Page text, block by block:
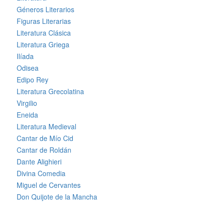
Géneros Literarios
Figuras Literarias
Literatura Clásica
Literatura Griega
Ilíada
Odisea
Edipo Rey
Literatura Grecolatina
Virgilio
Eneida
Literatura Medieval
Cantar de Mío Cid
Cantar de Roldán
Dante Alighieri
Divina Comedia
Miguel de Cervantes
Don Quijote de la Mancha